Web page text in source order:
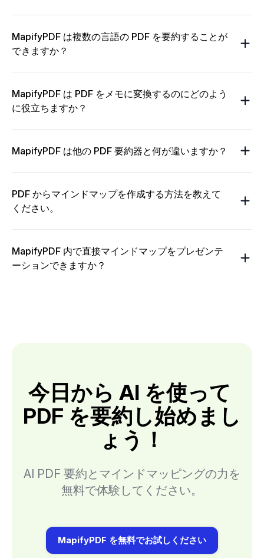
MapifyPDF は複数の言語の PDF を要約することが
できますか？
MapifyPDF は PDF をメモに変換するのにどのよう
に役立ちますか？
MapifyPDF は他の PDF 要約器と何が違いますか？
PDF からマインドマップを作成する方法を教えて
ください。
MapifyPDF 内で直接マインドマップをプレゼンテ
ーションできますか？
今日から AI を使って
PDF を要約し始めまし
ょう！
AI PDF 要約とマインドマッピングの力を
無料で体験してください。
MapifyPDF を無料でお試しください